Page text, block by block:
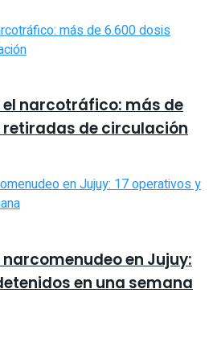
narcotráfico: más de
retiradas de circulación
en Jujuy:
en una semana